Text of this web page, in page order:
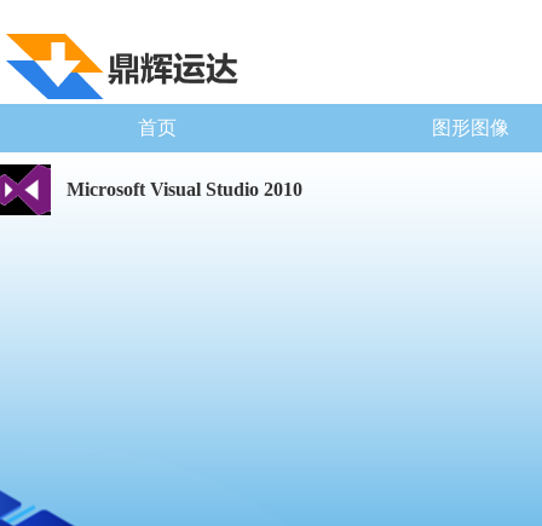
首页 图形图像
Microsoft Visual Studio 2010